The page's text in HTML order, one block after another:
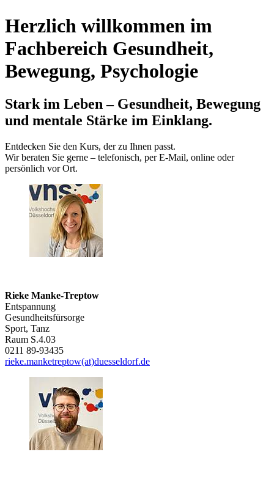
Herzlich willkommen im
Fachbereich Gesundheit,
Bewegung, Psychologie
Stark im Leben – Gesundheit, Bewegung
und mentale Stärke im Einklang.
Entdecken Sie den Kurs, der zu Ihnen passt.
Wir beraten Sie gerne – telefonisch, per E‑Mail, online oder
persönlich vor Ort.
Rieke Manke-Treptow
Entspannung
Gesundheitsfürsorge
Sport, Tanz
Raum S.4.03
0211 89-93435
rieke.manketreptow(at)duesseldorf.de